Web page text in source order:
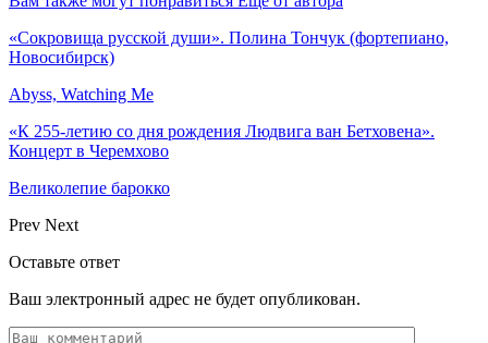
«Сокровища русской души». Полина Тончук (фортепиано,
Новосибирск)
Abyss, Watching Me
«К 255-летию со дня рождения Людвига ван Бетховена».
Концерт в Черемхово
Великолепие барокко
Prev Next
Оставьте ответ
Ваш электронный адрес не будет опубликован.